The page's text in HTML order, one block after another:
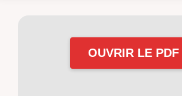
OUVRIR LE PDF